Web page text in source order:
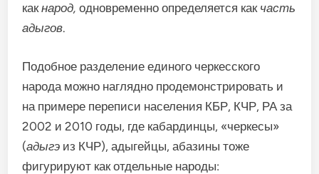
какнарод, одновременно определяется как часть
адыгов.
Подобное разделение единого черкесского
народа можно наглядно продемонстрировать и
на примере переписи населения КБР, КЧР, РА за
2002 и 2010 годы, где кабардинцы, «черкесы»
(адыгэ из КЧР), адыгейцы, абазины тоже
фигурируют как отдельные народы: